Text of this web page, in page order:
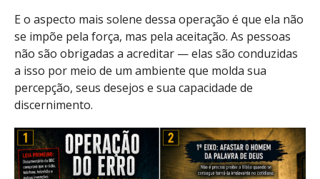
E o aspecto mais solene dessa operação é que ela não
se impõe pela força, mas pela aceitação. As pessoas
não são obrigadas a acreditar — elas são conduzidas
a isso por meio de um ambiente que molda sua
percepção, seus desejos e sua capacidade de
discernimento.